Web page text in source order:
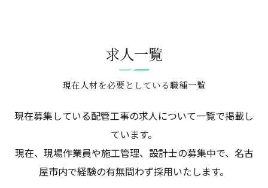
求人一覧
現在人材を必要としている職種一覧
現在募集している配管工事の求人について一覧で掲載し
ています。
現在、現場作業員や施工管理、設計士の募集中で、名古
屋市内で経験の有無問わず採用いたします。